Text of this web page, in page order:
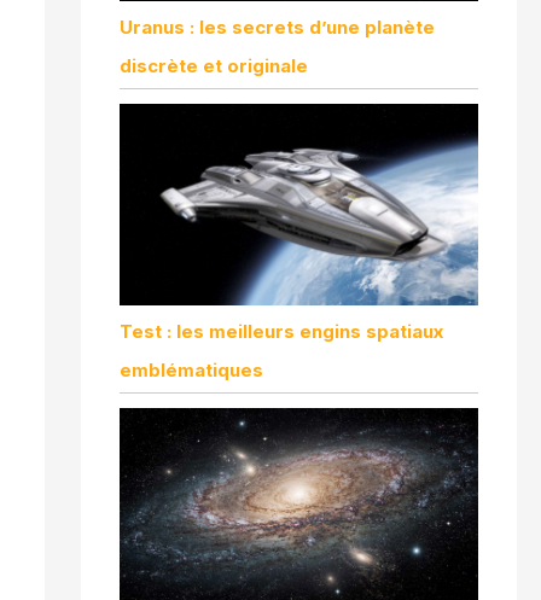
Uranus : les secrets d’une planète
discrète et originale
Test : les meilleurs engins spatiaux
emblématiques